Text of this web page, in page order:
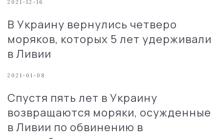
2021-12-16
В Украину вернулись четверо
моряков, которых 5 лет удерживали
в Ливии
2021-01-08
Спустя пять лет в Украину
возвращаются моряки, осужденные
в Ливии по обвинению в